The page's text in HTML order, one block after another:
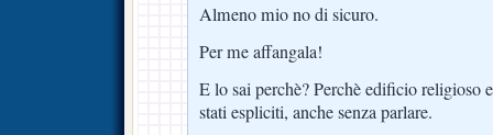
Almeno mio no di sicuro.
Per me affangala!
E lo sai perchè? Perchè edificio religioso
stati espliciti, anche senza parlare.